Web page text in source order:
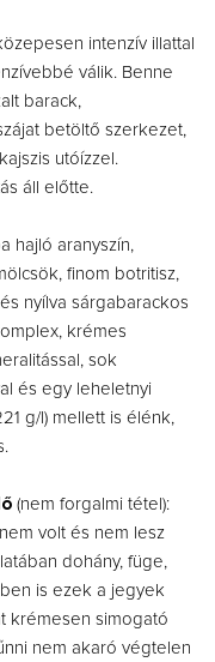
intenzív illattal
válik. Benne
barack,
betöltő szerkezet,
utóízzel.
áll előtte.
hajló aranyszín,
finom botritisz,
nyílva sárgabarackos
krémes
sok
és egy leheletnyi
g/l) mellett is élénk,
(nem forgalmi tétel):
volt és nem lesz
dohány, füge,
is ezek a jegyek
krémesen simogató
nem akaró végtelen